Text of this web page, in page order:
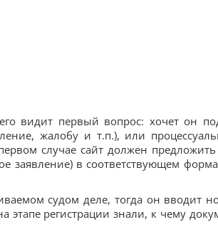
видит первый вопрос: хочет он
жалобу и т.п.), или
случае сайт должен
заявление) в соответствующем
судом деле, тогда он вводит
этапе регистрации знали, к чему